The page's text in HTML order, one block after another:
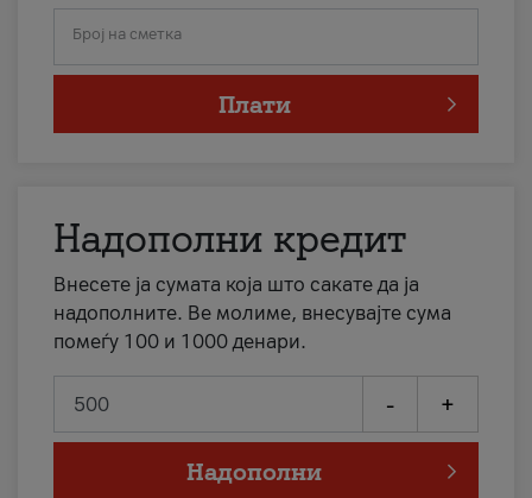
Број на сметка
Плати
Надополни кредит
Внесете ја сумата која што сакате да ја
надополните. Ве молиме, внесувајте сума
помеѓу 100 и 1000 денари.
- +
Надополни